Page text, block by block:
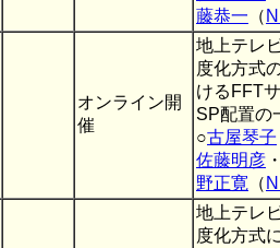
藤恭一 （
オンライン開
催
地上テレ
度化方式
けるFFT
SP配置の
○古屋琴子
佐藤明彦
野正寛 （
地上テレ
度化方式